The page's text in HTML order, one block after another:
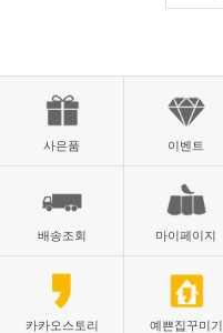
사은품 이벤트
배송조회 마이페이지
카카오스토리 예쁜집꾸미기